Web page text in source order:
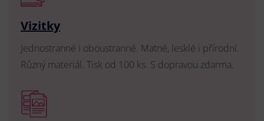
Vizitky
Jednostranné i oboustranné. Matné, lesklé i přírodní.
Různý materiál. Tisk od 100 ks. S dopravou zdarma.